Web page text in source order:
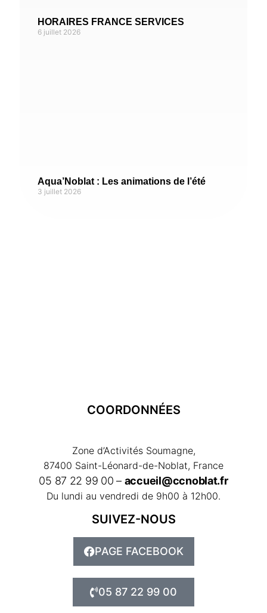
HORAIRES FRANCE SERVICES
6 juillet 2026
Aqua’Noblat : Les animations de l’été
3 juillet 2026
COORDONNÉES
Zone d’Activités Soumagne,
87400 Saint-Léonard-de-Noblat, France
05 87 22 99 00 – accueil@ccnoblat.fr
Du lundi au vendredi de 9h00 à 12h00.
SUIVEZ-NOUS
PAGE FACEBOOK
05 87 22 99 00